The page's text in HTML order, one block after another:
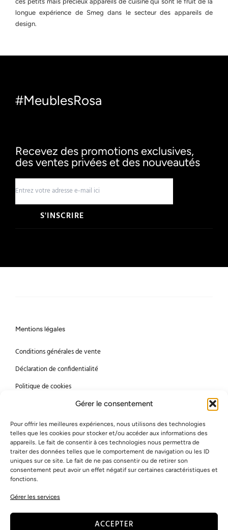
Gérer le consentement
Pour offrir les meilleures expériences, nous utilisons des technologies
telles que les cookies pour stocker et/ou accéder aux informations des
appareils. Le fait de consentir à ces technologies nous permettra de
traiter des données telles que le comportement de navigation ou les ID
uniques sur ce site. Le fait de ne pas consentir ou de retirer son
consentement peut avoir un effet négatif sur certaines caractéristiques et
fonctions.
Gérer les services
ACCEPTER
longue expérience de Smeg dans le secteur des appareils de
design.
#MeublesRosa
Recevez des promotions exclusives,
des ventes privées et des nouveautés
S'INSCRIRE
Mentions légales
Conditions générales de vente
Déclaration de confidentialité
Politique de cookies
À propos
Travailler avec nous
Espace presse
Méthodes de paiement